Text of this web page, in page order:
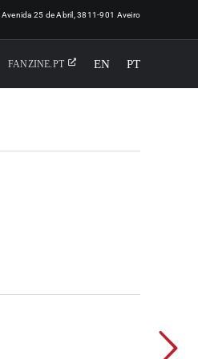
Avenida 25 de Abril, 3811-901 Aveiro
FANZINE.PT EN PT